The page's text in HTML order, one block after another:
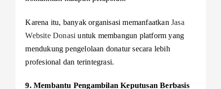
Karena itu, banyak organisasi memanfaatkan Jasa
Website Donasi untuk membangun platform yang
mendukung pengelolaan donatur secara lebih
profesional dan terintegrasi.
9. Membantu Pengambilan Keputusan Berbasis